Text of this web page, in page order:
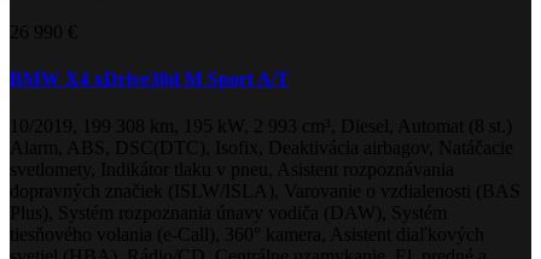
26 990 €
BMW X4 xDrive30d M Sport A/T
10/2019, 199 308 km, 195 kW, 2 993 cm³, Diesel, Automat (8 st.)
Alarm, ABS, DSC(DTC), Isofix, Deaktivácia airbagov, Natáčacie
svetlomety, Indikátor tlaku v pneu, Asistent rozpoznávania
dopravných značiek (ISLW/ISLA), Varovanie o vzdialenosti (BAS
Plus), Systém rozpoznania únavy vodiča (DAW), Systém
tiesňového volania (e-Call), 360° kamera, Asistent diaľkových